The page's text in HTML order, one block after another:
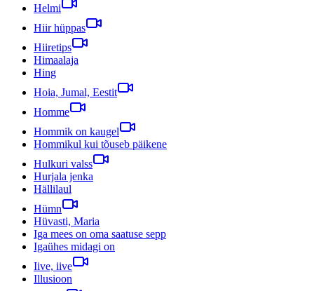
Helmi
Hiir hüppas
Hiiretips
Himaalaja
Hing
Hoia, Jumal, Eestit
Homme
Hommik on kaugel
Hommikul kui tõuseb päikene
Hulkuri valss
Hurjala jenka
Hällilaul
Hümn
Hüvasti, Maria
Iga mees on oma saatuse sepp
Igaühes midagi on
Iive, iive
Illusioon